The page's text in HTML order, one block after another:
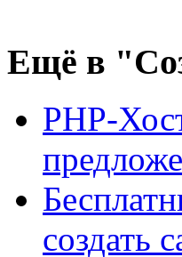
Ещё в
PHP-
создать